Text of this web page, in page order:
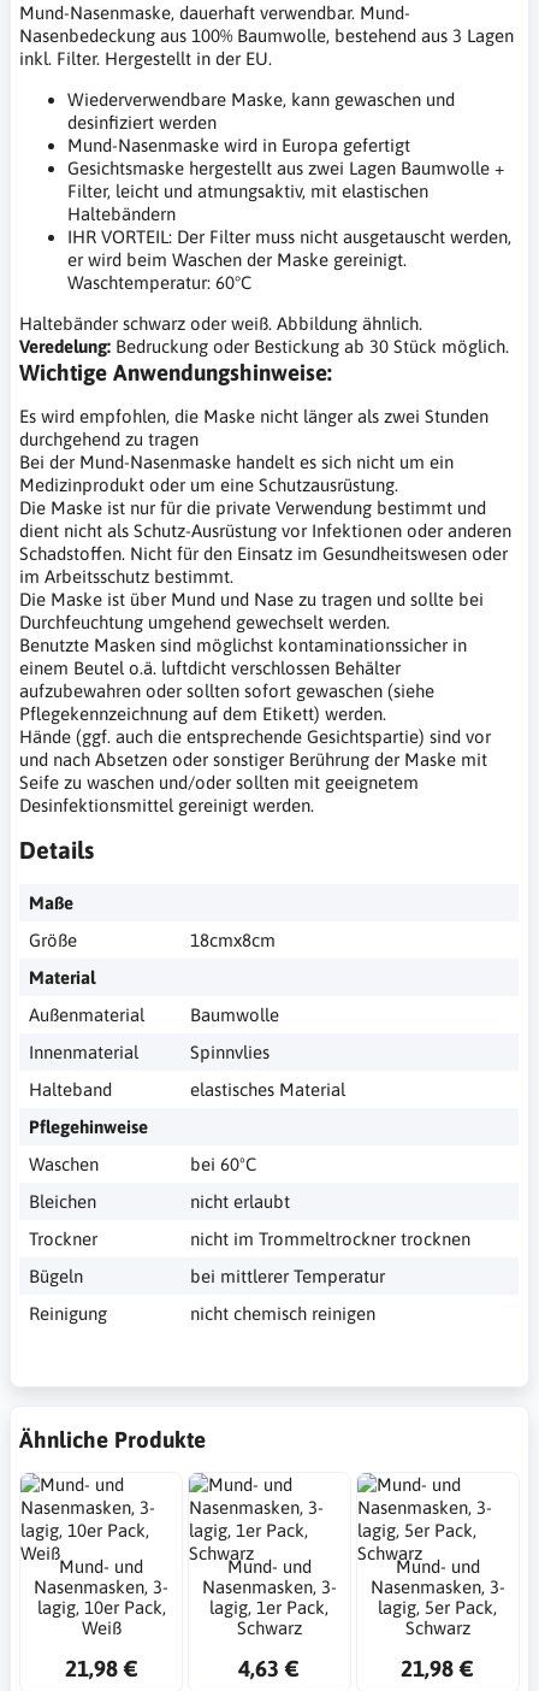
Mund-Nasenmaske, dauerhaft verwendbar. Mund-
Nasenbedeckung aus 100% Baumwolle, bestehend aus 3 Lagen
inkl. Filter. Hergestellt in der EU.
Wiederverwendbare Maske, kann gewaschen und
desinfiziert werden
Mund-Nasenmaske wird in Europa gefertigt
Gesichtsmaske hergestellt aus zwei Lagen Baumwolle +
Filter, leicht und atmungsaktiv, mit elastischen
Haltebändern
IHR VORTEIL: Der Filter muss nicht ausgetauscht werden,
er wird beim Waschen der Maske gereinigt.
Waschtemperatur: 60°C
Haltebänder schwarz oder weiß. Abbildung ähnlich.
Veredelung: Bedruckung oder Bestickung ab 30 Stück möglich.
Wichtige Anwendungshinweise:
Es wird empfohlen, die Maske nicht länger als zwei Stunden
durchgehend zu tragen
Bei der Mund-Nasenmaske handelt es sich nicht um ein
Medizinprodukt oder um eine Schutzausrüstung.
Die Maske ist nur für die private Verwendung bestimmt und
dient nicht als Schutz-Ausrüstung vor Infektionen oder anderen
Schadstoffen. Nicht für den Einsatz im Gesundheitswesen oder
im Arbeitsschutz bestimmt.
Die Maske ist über Mund und Nase zu tragen und sollte bei
Durchfeuchtung umgehend gewechselt werden.
Benutzte Masken sind möglichst kontaminationssicher in
einem Beutel o.ä. luftdicht verschlossen Behälter
aufzubewahren oder sollten sofort gewaschen (siehe
Pflegekennzeichnung auf dem Etikett) werden.
Hände (ggf. auch die entsprechende Gesichtspartie) sind vor
und nach Absetzen oder sonstiger Berührung der Maske mit
Seife zu waschen und/oder sollten mit geeignetem
Desinfektionsmittel gereinigt werden.
Details
Maße
Größe
18cmx8cm
Material
Außenmaterial
Baumwolle
Innenmaterial
Spinnvlies
Halteband
elastisches Material
Pflegehinweise
Waschen
bei 60ºC
Bleichen
nicht erlaubt
Trockner
nicht im Trommeltrockner trocknen
Bügeln
bei mittlerer Temperatur
Reinigung
nicht chemisch reinigen
Ähnliche Produkte
Mund- und
Nasenmasken, 3-
lagig, 10er Pack,
Weiß
21,98 €
Mund- und
Nasenmasken, 3-
lagig, 1er Pack,
Schwarz
4,63 €
Mund- und
Nasenmasken, 3-
lagig, 5er Pack,
Schwarz
21,98 €